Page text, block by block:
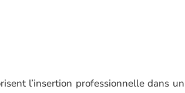
l’insertion professionnelle dans un